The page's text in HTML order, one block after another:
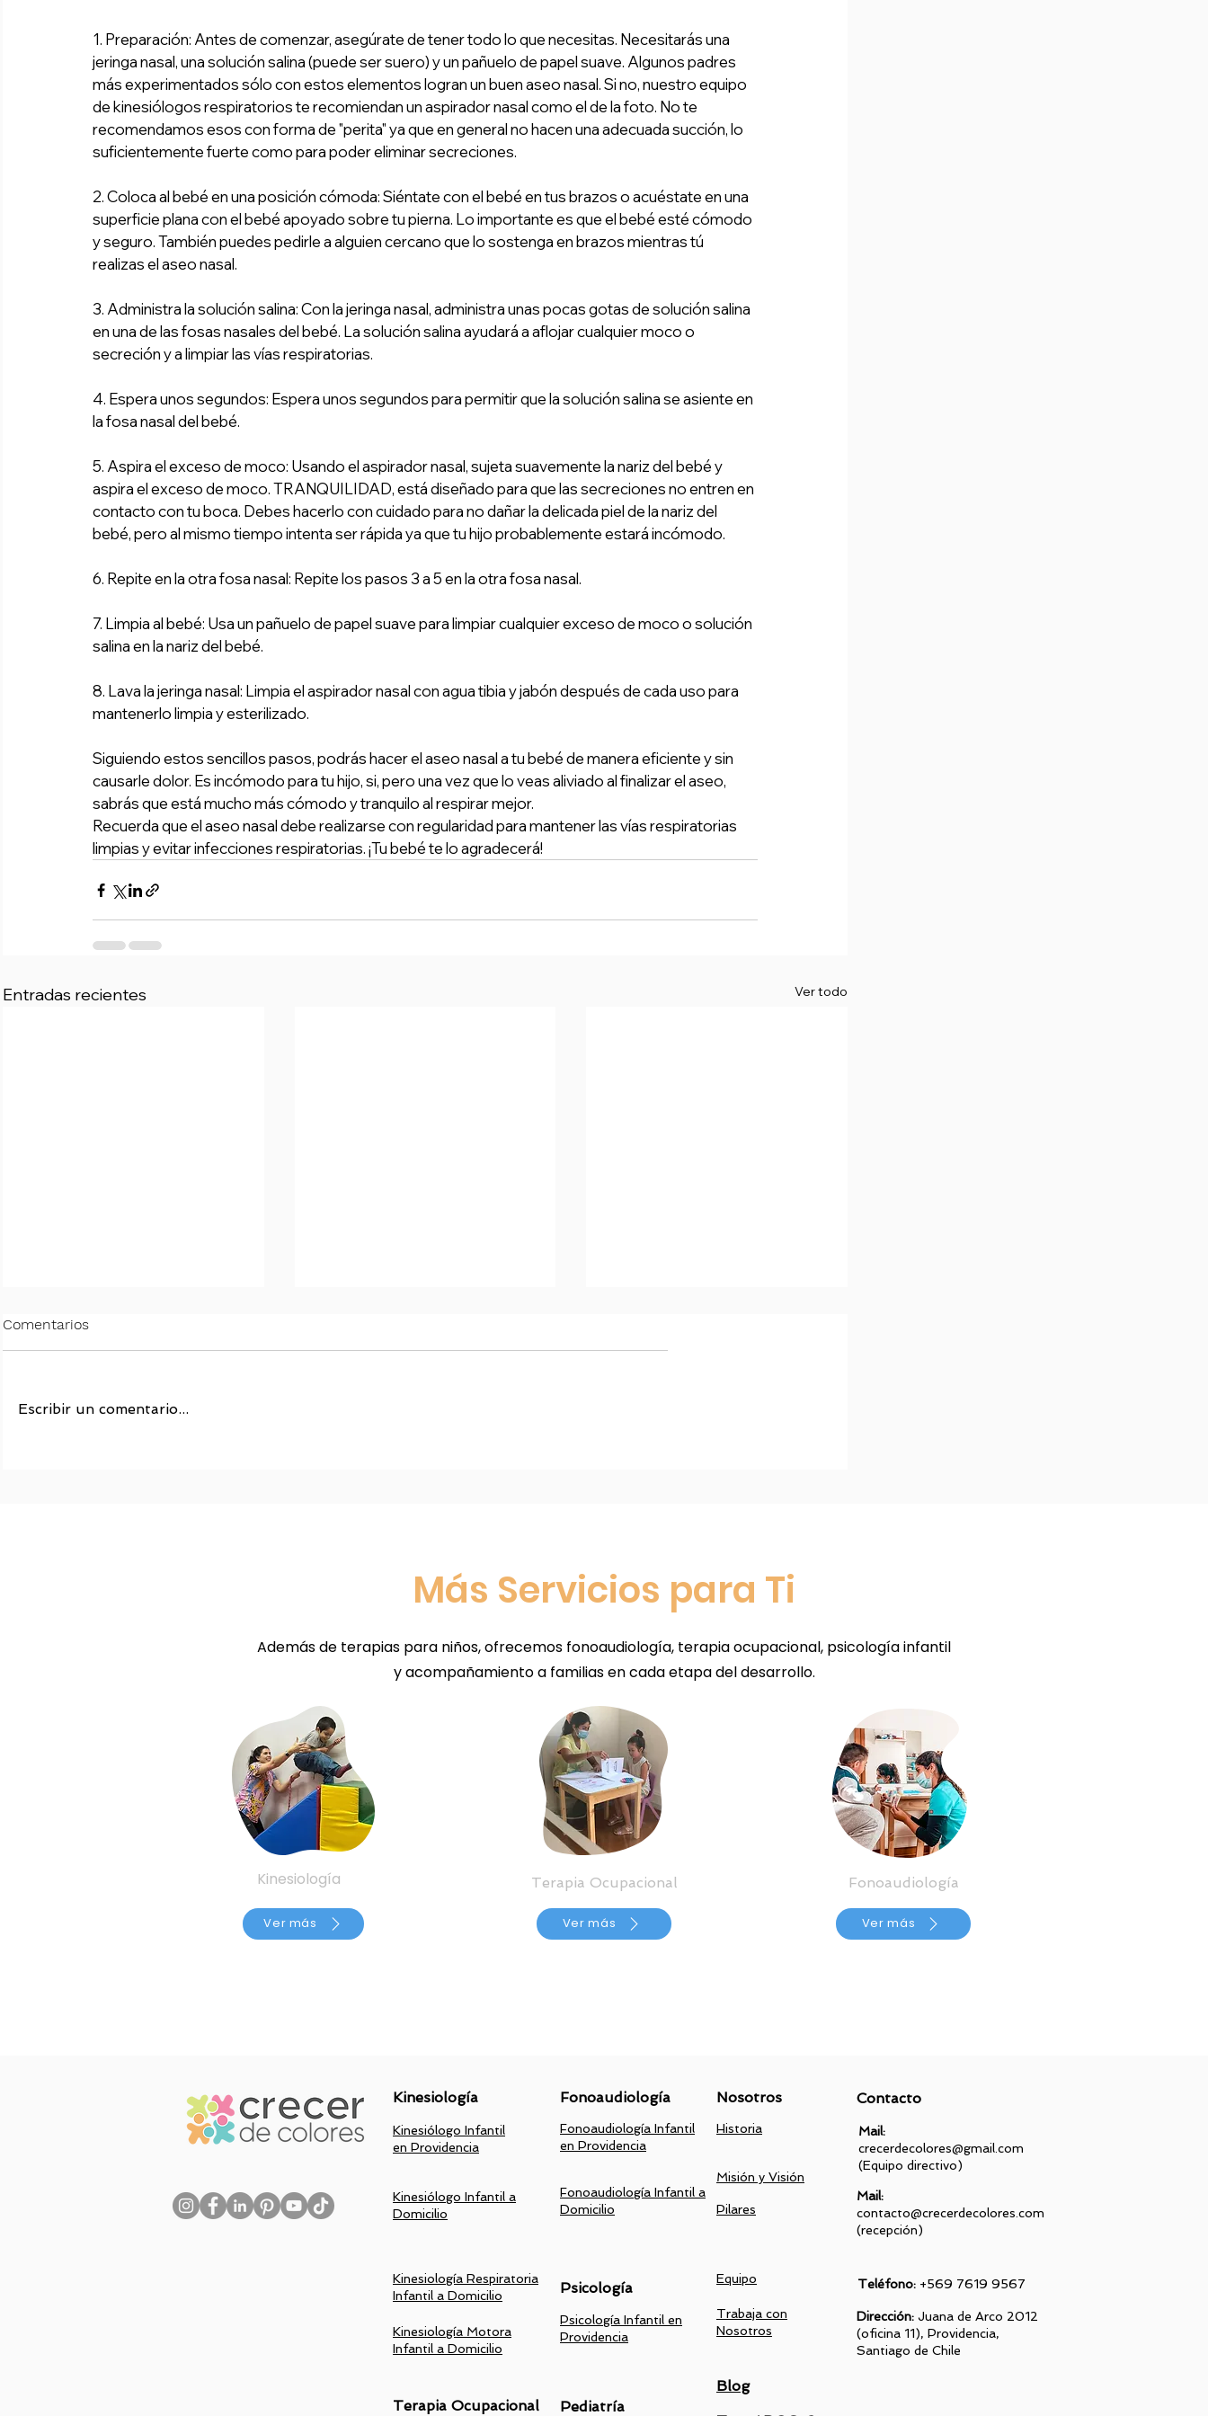
1. Preparación: Antes de comenzar, asegúrate de tener todo lo que necesitas. Necesitarás una
jeringa nasal, una solución salina (puede ser suero) y un pañuelo de papel suave. Algunos padres
más experimentados sólo con estos elementos logran un buen aseo nasal. Si no, nuestro equipo
de kinesiólogos respiratorios te recomiendan un aspirador nasal como el de la foto. No te
recomendamos esos con forma de "perita" ya que en general no hacen una adecuada succión, lo
suficientemente fuerte como para poder eliminar secreciones.
2. Coloca al bebé en una posición cómoda: Siéntate con el bebé en tus brazos o acuéstate en una
superficie plana con el bebé apoyado sobre tu pierna. Lo importante es que el bebé esté cómodo
y seguro. También puedes pedirle a alguien cercano que lo sostenga en brazos mientras tú
realizas el aseo nasal.
3. Administra la solución salina: Con la jeringa nasal, administra unas pocas gotas de solución salina
en una de las fosas nasales del bebé. La solución salina ayudará a aflojar cualquier moco o
secreción y a limpiar las vías respiratorias.
4. Espera unos segundos: Espera unos segundos para permitir que la solución salina se asiente en
la fosa nasal del bebé.
5. Aspira el exceso de moco: Usando el aspirador nasal, sujeta suavemente la nariz del bebé y
aspira el exceso de moco. TRANQUILIDAD, está diseñado para que las secreciones no entren en
contacto con tu boca. Debes hacerlo con cuidado para no dañar la delicada piel de la nariz del
bebé, pero al mismo tiempo intenta ser rápida ya que tu hijo probablemente estará incómodo.
6. Repite en la otra fosa nasal: Repite los pasos 3 a 5 en la otra fosa nasal.
7. Limpia al bebé: Usa un pañuelo de papel suave para limpiar cualquier exceso de moco o solución
salina en la nariz del bebé.
8. Lava la jeringa nasal: Limpia el aspirador nasal con agua tibia y jabón después de cada uso para
mantenerlo limpia y esterilizado.
Siguiendo estos sencillos pasos, podrás hacer el aseo nasal a tu bebé de manera eficiente y sin
causarle dolor. Es incómodo para tu hijo, si, pero una vez que lo veas aliviado al finalizar el aseo,
sabrás que está mucho más cómodo y tranquilo al respirar mejor.
Recuerda que el aseo nasal debe realizarse con regularidad para mantener las vías respiratorias
limpias y evitar infecciones respiratorias. ¡Tu bebé te lo agradecerá!
Entradas recientes Ver todo
Comentarios
Escribir un comentario...
Más Servicios para Ti
Además de terapias para niños, ofrecemos fonoaudiología, terapia ocupacional, psicología infantil
y acompañamiento a familias en cada etapa del desarrollo.
Kinesiología
Ver más
Terapia Ocupacional
Ver más
Fonoaudiología
Ver más
Kinesiología
Kinesiólogo Infantil
en Providencia
Kinesiólogo Infantil a
Domicilio
Fonoaudiología Nosotros Contacto
Fonoaudiología Infantil
en Providencia
Historia
Fonoaudiología Infantil a
Domicilio
Misión y Visión
Pilares
Mail:
crecerdecolores@gmail.com
(Equipo directivo)
Mail:
contacto@crecerdecolores.com
(recepción)
Kinesiología Respiratoria
Infantil a Domicilio
Psicología
Equipo Teléfono: +569 7619 9567
Kinesiología Motora
Infantil a Domicilio
Psicología Infantil en
Providencia
Trabaja con
Nosotros
Dirección: Juana de Arco 2012
(oficina 11), Providencia,
Santiago de Chile
Blog
Terapia Ocupacional
Pediatría